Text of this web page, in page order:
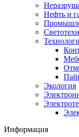
Нефть и
Экология
Информация